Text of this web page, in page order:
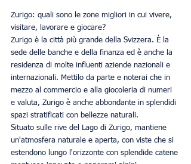
Zurigo: quali sono le zone migliori in cui vivere,
visitare, lavorare e giocare?
Zurigo è la città più grande della Svizzera. È la
sede delle banche e della finanza ed è anche la
residenza di molte influenti aziende nazionali e
internazionali. Mettilo da parte e noterai che in
mezzo al commercio e alla giocoleria di numeri
e valuta, Zurigo è anche abbondante in splendidi
spazi stratificati con bellezze naturali.
Situato sulle rive del Lago di Zurigo, mantiene
un'atmosfera naturale e aperta, con viste che si
estendono lungo l'orizzonte con splendide catene